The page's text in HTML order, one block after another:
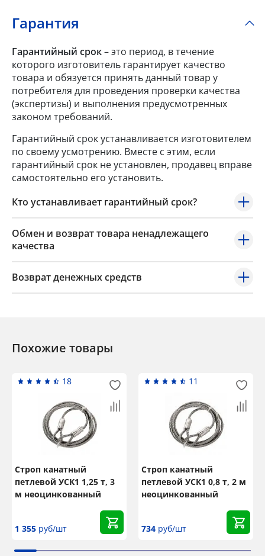
Гарантия
Гарантийный срок– это период, в течение
которого изготовитель гарантирует качество
товара и обязуется принять данный товар у
потребителя для проведения проверки качества
(экспертизы) и выполнения предусмотренных
законом требований.
Гарантийный срок устанавливается изготовителем
по своему усмотрению. Вместе с этим, если
гарантийный срок не установлен, продавец вправе
самостоятельно его установить.
Кто устанавливает гарантийный срок?
Обмен и возврат товара ненадлежащего
качества
Возврат денежных средств
Похожие товары
18
Строп канатный
петлевой УСК1 1,25 т, 3
м неоцинкованный
1 355 руб/шт
11
Строп канатный
петлевой УСК1 0,8 т, 2 м
неоцинкованный
734 руб/шт